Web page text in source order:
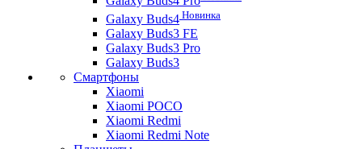
Galaxy Buds4 Новинка
Galaxy Buds3 FE
Galaxy Buds3 Pro
Galaxy Buds3
Смартфоны
Xiaomi
Xiaomi POCO
Xiaomi Redmi
Xiaomi Redmi Note